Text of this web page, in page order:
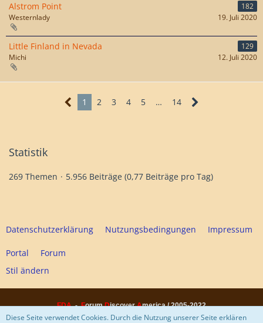
Alstrom Point
182
Westernlady
19. Juli 2020
Little Finland in Nevada
129
Michi
12. Juli 2020
1 2 3 4 5 … 14
Statistik
269 Themen 5.956 Beiträge (0,77 Beiträge pro Tag)
Stil ändern
Datenschutzerklärung Nutzungsbedingungen Impressum
Portal Forum
FDA-ForumDiscoverAmerica / 2005-2022
Diese Webseite hat keinen finanziellen Hintergrund und ist rein privater
Diese Seite verwendet Cookies. Durch die Nutzung unserer Seite erklären